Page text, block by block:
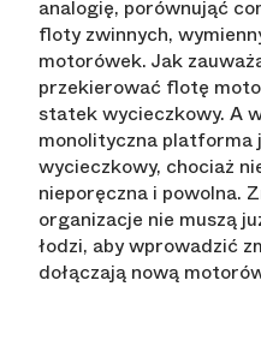
analogię, porównująć
floty zwinnych,
motorówek. Jak
przekierować flotę
statek wycieczkowy. A
monolityczna
wycieczkowy, chociaż
nieporęczna i powolna.
organizacje nie muszą
łodzi, aby wprowadzić
dołączają nową